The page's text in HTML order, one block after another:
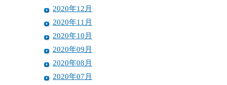
2020年12月
2020年11月
2020年10月
2020年09月
2020年08月
2020年07月